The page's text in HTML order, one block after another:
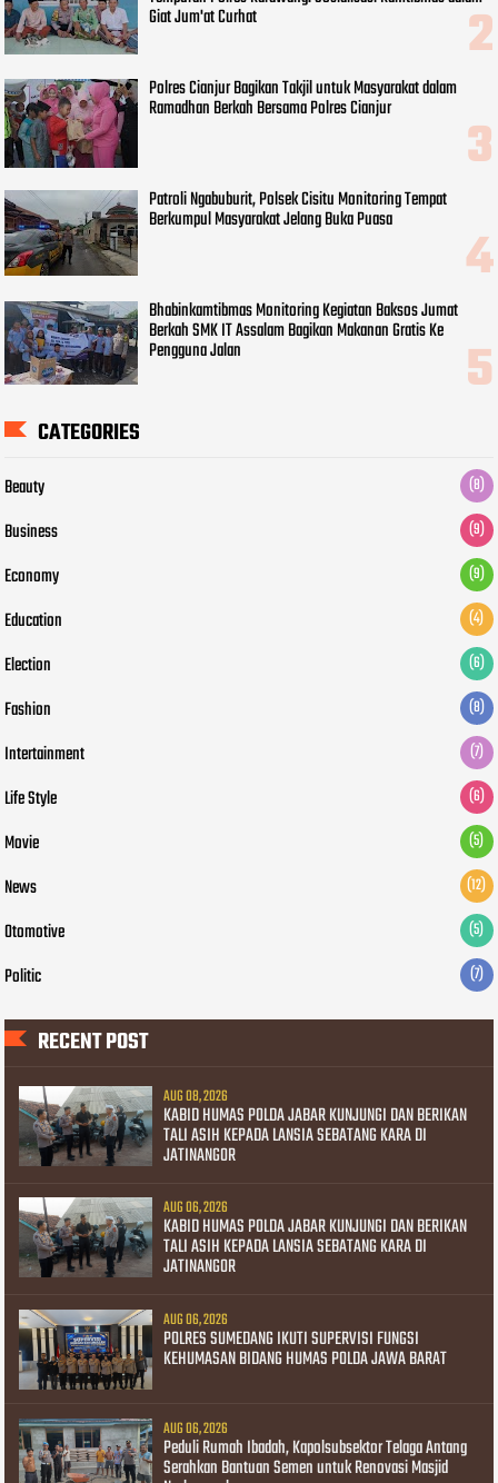
Giat Jum'at Curhat
Polres Cianjur Bagikan Takjil untuk Masyarakat dalam
Ramadhan Berkah Bersama Polres Cianjur
Patroli Ngabuburit, Polsek Cisitu Monitoring Tempat
Berkumpul Masyarakat Jelang Buka Puasa
Bhabinkamtibmas Monitoring Kegiatan Baksos Jumat
Berkah SMK IT Assalam Bagikan Makanan Gratis Ke
Pengguna Jalan
CATEGORIES
Beauty (8)
Business (9)
Economy (9)
Education (4)
Election (6)
Fashion (8)
Intertainment (7)
Life Style (6)
Movie (5)
News (12)
Otomotive (5)
Politic (7)
RECENT POST
AUG 08, 2026
KABID HUMAS POLDA JABAR KUNJUNGI DAN BERIKAN
TALI ASIH KEPADA LANSIA SEBATANG KARA DI
JATINANGOR
AUG 06, 2026
KABID HUMAS POLDA JABAR KUNJUNGI DAN BERIKAN
TALI ASIH KEPADA LANSIA SEBATANG KARA DI
JATINANGOR
AUG 06, 2026
POLRES SUMEDANG IKUTI SUPERVISI FUNGSI
KEHUMASAN BIDANG HUMAS POLDA JAWA BARAT
AUG 06, 2026
Peduli Rumah Ibadah, Kapolsubsektor Telaga Antang
Serahkan Bantuan Semen untuk Renovasi Masjid